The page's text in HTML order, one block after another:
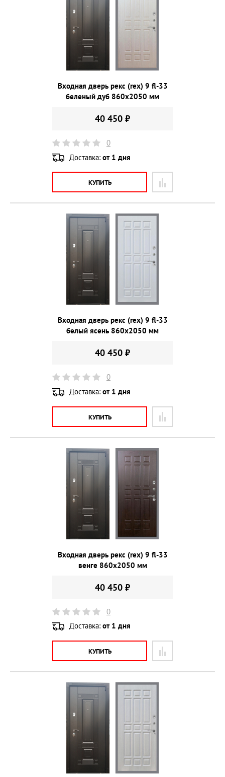
Входная дверь рекс (rex) 9 fl-33
беленый дуб 860х2050 мм
40 450 ₽
0
Доставка: от 1 дня
КУПИТЬ
Входная дверь рекс (rex) 9 fl-33
белый ясень 860х2050 мм
40 450 ₽
0
Доставка: от 1 дня
КУПИТЬ
Входная дверь рекс (rex) 9 fl-33
венге 860х2050 мм
40 450 ₽
0
Доставка: от 1 дня
КУПИТЬ